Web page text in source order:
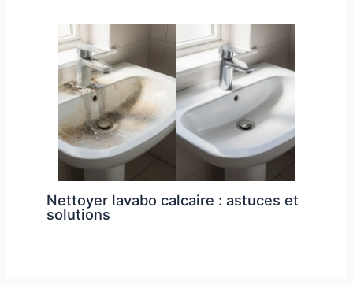
Nettoyer lavabo calcaire : astuces et
solutions